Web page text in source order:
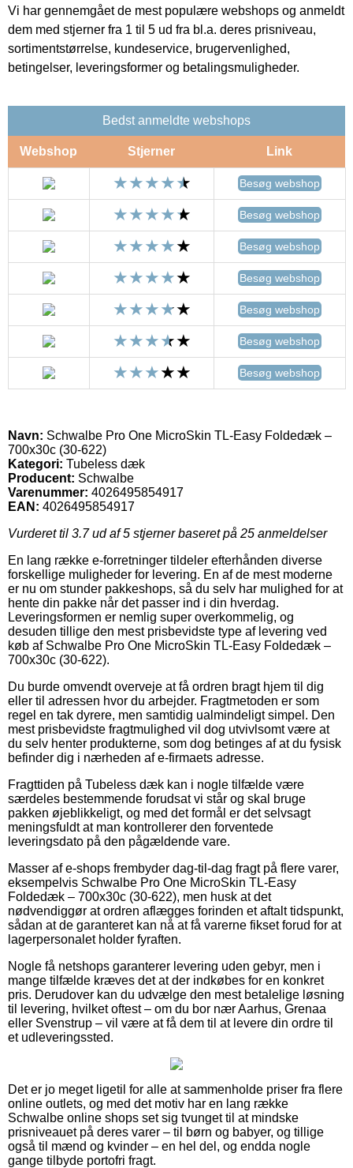
Vi har gennemgået de mest populære webshops og anmeldt
dem med stjerner fra 1 til 5 ud fra bl.a. deres prisniveau,
sortimentstørrelse, kundeservice, brugervenlighed,
betingelser, leveringsformer og betalingsmuligheder.
Bedst anmeldte webshops
Webshop Stjerner Link
Besøg webshop
Besøg webshop
Besøg webshop
Besøg webshop
Besøg webshop
Besøg webshop
Besøg webshop
Navn: Schwalbe Pro One MicroSkin TL-Easy Foldedæk –
700x30c (30-622)
Kategori: Tubeless dæk
Producent: Schwalbe
Varenummer: 4026495854917
EAN: 4026495854917
Vurderet til 3.7ud af 5 stjerner baseret på 25 anmeldelser
En lang række e-forretninger tildeler efterhånden diverse
forskellige muligheder for levering. En af de mest moderne
er nu om stunder pakkeshops, så du selv har mulighed for at
hente din pakke når det passer ind i din hverdag.
Leveringsformen er nemlig super overkommelig, og
desuden tillige den mest prisbevidste type af levering ved
køb af Schwalbe Pro One MicroSkin TL-Easy Foldedæk –
700x30c (30-622).
Du burde omvendt overveje at få ordren bragt hjem til dig
eller til adressen hvor du arbejder. Fragtmetoden er som
regel en tak dyrere, men samtidig ualmindeligt simpel. Den
mest prisbevidste fragtmulighed vil dog utvivlsomt være at
du selv henter produkterne, som dog betinges af at du fysisk
befinder dig i nærheden af e-firmaets adresse.
Fragttiden på Tubeless dæk kan i nogle tilfælde være
særdeles bestemmende forudsat vi står og skal bruge
pakken øjeblikkeligt, og med det formål er det selvsagt
meningsfuldt at man kontrollerer den forventede
leveringsdato på den pågældende vare.
Masser af e-shops frembyder dag-til-dag fragt på flere varer,
eksempelvis Schwalbe Pro One MicroSkin TL-Easy
Foldedæk – 700x30c (30-622), men husk at det
nødvendiggør at ordren aflægges forinden et aftalt tidspunkt,
sådan at de garanteret kan nå at få varerne fikset forud for at
lagerpersonalet holder fyraften.
Nogle få netshops garanterer levering uden gebyr, men i
mange tilfælde kræves det at der indkøbes for en konkret
pris. Derudover kan du udvælge den mest betalelige løsning
til levering, hvilket oftest – om du bor nær Aarhus, Grenaa
eller Svenstrup – vil være at få dem til at levere din ordre til
et udleveringssted.
Det er jo meget ligetil for alle at sammenholde priser fra flere
online outlets, og med det motiv har en lang række
Schwalbe online shops set sig tvunget til at mindske
prisniveauet på deres varer – til børn og babyer, og tillige
også til mænd og kvinder – en hel del, og endda nogle
gange tilbyde portofri fragt.